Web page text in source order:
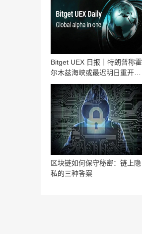
Bitget UEX 日报｜特朗普称霍
尔木兹海峡或最迟明日重开；
亚马逊市值首破3万亿美元；
Palantir业绩大超预期 (2026年
08月04日)
区块链如何保守秘密：链上隐
私的三种答案